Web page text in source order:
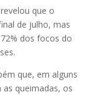
que o
de julho, mas
dos focos do
que, em alguns
queimadas, os